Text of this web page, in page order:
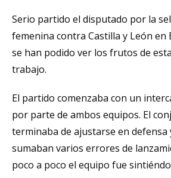
Serio partido el disputado por la
femenina contra Castilla y León en
se han podido ver los frutos de
trabajo.
El partido comenzaba con un
por parte de ambos equipos. El
terminaba de ajustarse en defensa
sumaban varios errores de
poco a poco el equipo fue